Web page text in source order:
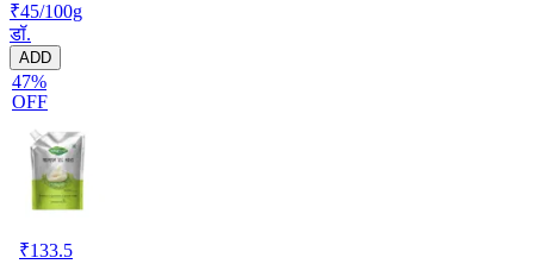
₹45/100g
डॉ.
ADD
47%
OFF
₹133.5